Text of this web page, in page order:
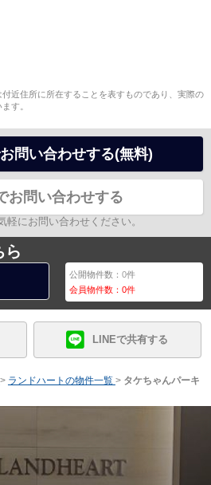
近住所に所在することを表すものであり、実際の
す。
問い合わせする(無料)
お問い合わせする
軽にお問い合わせください。
ら
公開物件数：0件
会員物件数：0件
LINEで共有する
> ランドハートの物件一覧 > タケちゃんパーキ